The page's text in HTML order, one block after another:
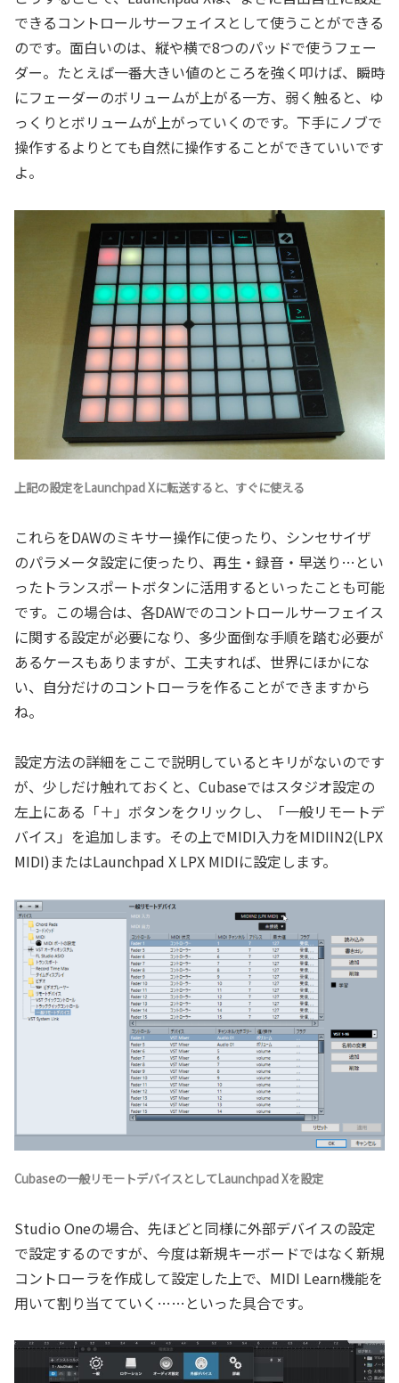
できるコントロールサーフェイスとして使うことができる
のです。面白いのは、縦や横で8つのパッドで使うフェー
ダー。たとえば一番大きい値のところを強く叩けば、瞬時
にフェーダーのボリュームが上がる一方、弱く触ると、ゆ
っくりとボリュームが上がっていくのです。下手にノブで
操作するよりとても自然に操作することができていいです
よ。
上記の設定をLaunchpad Xに転送すると、すぐに使える
これらをDAWのミキサー操作に使ったり、シンセサイザ
のパラメータ設定に使ったり、再生・録音・早送り…とい
ったトランスポートボタンに活用するといったことも可能
です。この場合は、各DAWでのコントロールサーフェイス
に関する設定が必要になり、多少面倒な手順を踏む必要が
あるケースもありますが、工夫すれば、世界にほかにな
い、自分だけのコントローラを作ることができますから
ね。
設定方法の詳細をここで説明しているとキリがないのです
が、少しだけ触れておくと、Cubaseではスタジオ設定の
左上にある「＋」ボタンをクリックし、「一般リモートデ
バイス」を追加します。その上でMIDI入力をMIDIIN2(LPX
MIDI)またはLaunchpad X LPX MIDIに設定します。
Cubaseの一般リモートデバイスとしてLaunchpad Xを設定
Studio Oneの場合、先ほどと同様に外部デバイスの設定
で設定するのですが、今度は新規キーボードではなく新規
コントローラを作成して設定した上で、MIDI Learn機能を
用いて割り当てていく……といった具合です。